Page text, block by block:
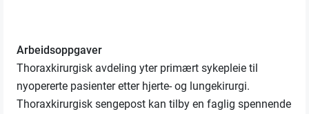
Arbeidsoppgaver
Thoraxkirurgisk avdeling yter primært sykepleie til
nyopererte pasienter etter hjerte- og lungekirurgi.
Thoraxkirurgisk sengepost kan tilby en faglig spennende